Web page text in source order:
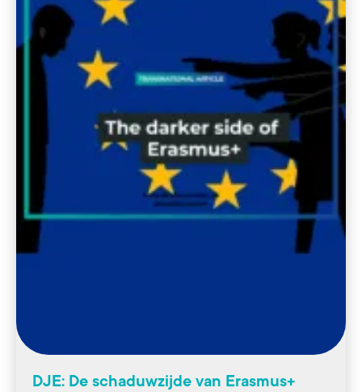
DJE: De schaduwzijde van Erasmus+